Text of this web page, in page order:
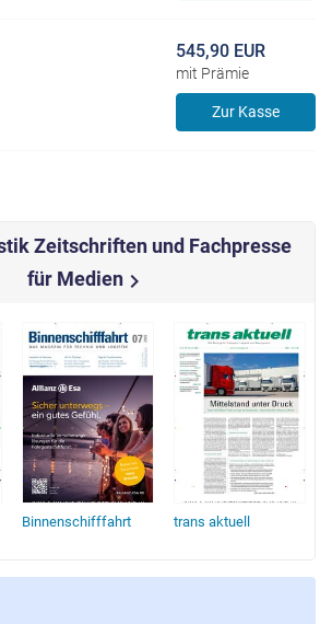
545,90 EUR
mit Prämie
Zur Kasse
Zeitschriften und Fachpresse
für Medienchevron_right
Binnenschifffahrt trans aktuell